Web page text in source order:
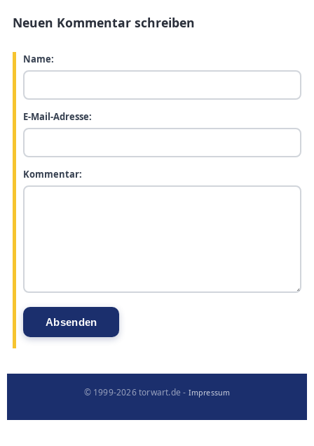
Neuen Kommentar schreiben
Name:
E-Mail-Adresse:
Kommentar:
© 1999-2026 torwart.de - Impressum